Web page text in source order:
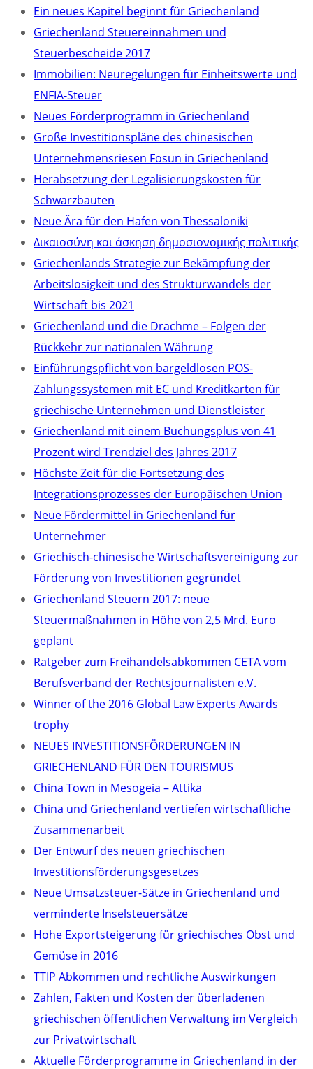
Ein neues Kapitel beginnt für Griechenland
Griechenland Steuereinnahmen und
Steuerbescheide 2017
Immobilien: Neuregelungen für Einheitswerte und
ENFIA-Steuer
Neues Förderprogramm in Griechenland
Große Investitionspläne des chinesischen
Unternehmensriesen Fosun in Griechenland
Herabsetzung der Legalisierungskosten für
Schwarzbauten
Neue Ära für den Hafen von Thessaloniki
Δικαιοσύνη και άσκηση δημοσιονομικής πολιτικής
Griechenlands Strategie zur Bekämpfung der
Arbeitslosigkeit und des Strukturwandels der
Wirtschaft bis 2021
Griechenland und die Drachme – Folgen der
Rückkehr zur nationalen Währung
Einführungspflicht von bargeldlosen POS-
Zahlungssystemen mit EC und Kreditkarten für
griechische Unternehmen und Dienstleister
Griechenland mit einem Buchungsplus von 41
Prozent wird Trendziel des Jahres 2017
Höchste Zeit für die Fortsetzung des
Integrationsprozesses der Europäischen Union
Neue Fördermittel in Griechenland für
Unternehmer
Griechisch-chinesische Wirtschaftsvereinigung zur
Förderung von Investitionen gegründet
Griechenland Steuern 2017: neue
Steuermaßnahmen in Höhe von 2,5 Mrd. Euro
geplant
Ratgeber zum Freihandelsabkommen CETA vom
Berufsverband der Rechtsjournalisten e.V.
Winner of the 2016 Global Law Experts Awards
trophy
NEUES INVESTITIONSFÖRDERUNGEN IN
GRIECHENLAND FÜR DEN TOURISMUS
China Town in Mesogeia – Attika
China und Griechenland vertiefen wirtschaftliche
Zusammenarbeit
Der Entwurf des neuen griechischen
Investitionsförderungsgesetzes
Neue Umsatzsteuer-Sätze in Griechenland und
verminderte Inselsteuersätze
Hohe Exportsteigerung für griechisches Obst und
Gemüse in 2016
TTIP Abkommen und rechtliche Auswirkungen
Zahlen, Fakten und Kosten der überladenen
griechischen öffentlichen Verwaltung im Vergleich
zur Privatwirtschaft
Aktuelle Förderprogramme in Griechenland in der